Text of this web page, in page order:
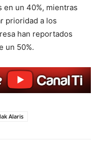
un 40%, mientras
prioridad a los
han reportados
un 50%.
Alaris